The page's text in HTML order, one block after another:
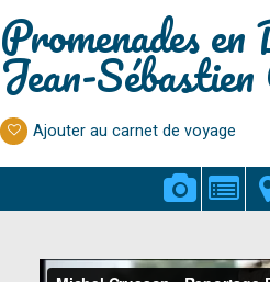
Promenades
Jean-
Ajouter au carnet de voyage